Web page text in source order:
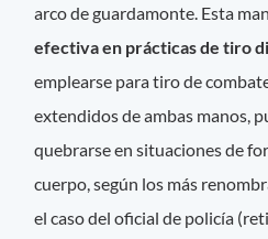
arco de guardamonte. Esta
efectiva en prácticas de tiro
emplearse para tiro de
extendidos de ambas manos,
quebrarse en situaciones de
cuerpo, según los más
el caso del oficial de policía